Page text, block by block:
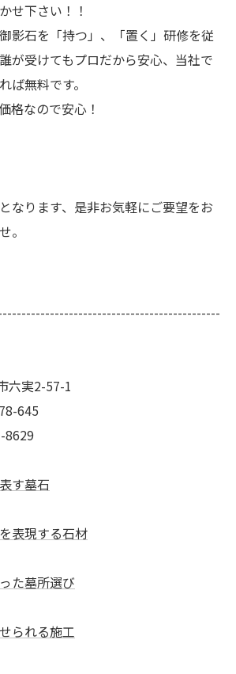
せ下さい！！
影石を「持つ」、「置く」研修を従
が受けてもプロだから安心、当社で
ば無料です。
格なので安心！
なります、是非お気軽にご要望をお
。
六実2-57-1
645
8629
す墓石
表現する石材
た墓所選び
られる施工